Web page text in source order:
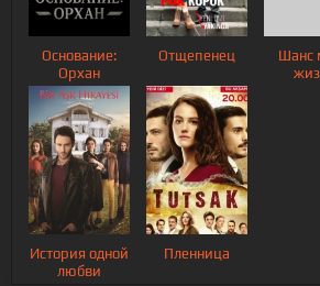
Основание:
Орхан
Отщепенец
Шанс
История одной
любви
Пленница